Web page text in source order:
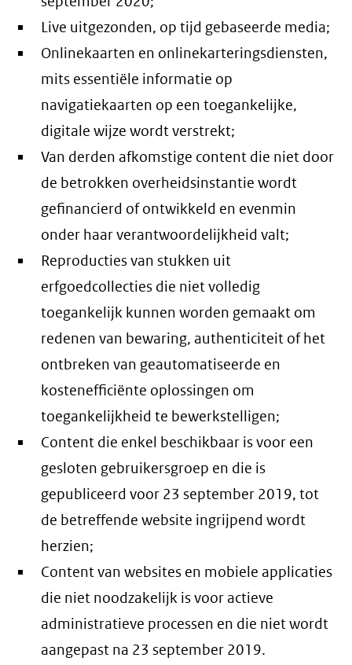
Live uitgezonden, op tijd gebaseerde media;
Onlinekaarten en onlinekarteringsdiensten,
mits essentiële informatie op
navigatiekaarten op een toegankelijke,
digitale wijze wordt verstrekt;
Van derden afkomstige content die niet door
de betrokken overheidsinstantie wordt
gefinancierd of ontwikkeld en evenmin
onder haar verantwoordelijkheid valt;
Reproducties van stukken uit
erfgoedcollecties die niet volledig
toegankelijk kunnen worden gemaakt om
redenen van bewaring, authenticiteit of het
ontbreken van geautomatiseerde en
kostenefficiënte oplossingen om
toegankelijkheid te bewerkstelligen;
Content die enkel beschikbaar is voor een
gesloten gebruikersgroep en die is
gepubliceerd voor 23 september 2019, tot
de betreffende website ingrijpend wordt
herzien;
Content van websites en mobiele applicaties
die niet noodzakelijk is voor actieve
administratieve processen en die niet wordt
aangepast na 23 september 2019.